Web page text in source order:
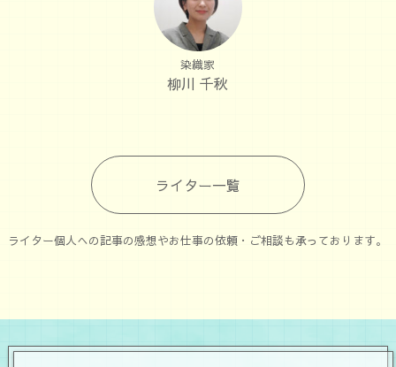
染織家
柳川 千秋
ライター一覧
ライター個人への記事の感想やお仕事の依頼・ご相談も承っております。